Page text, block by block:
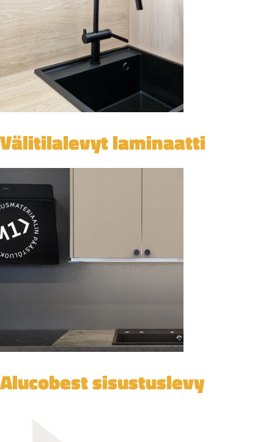
Välitilalevyt laminaatti
Alucobest sisustuslevy